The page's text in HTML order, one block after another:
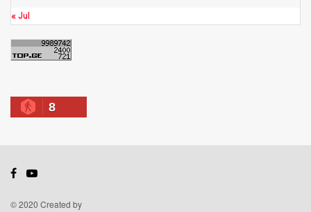
« Jul
8
© 2020 Created by